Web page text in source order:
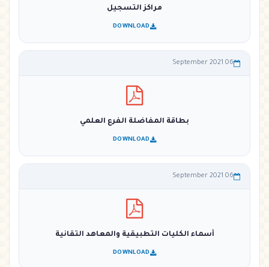
مراكز التسجيل
DOWNLOAD
06 September 2021
بطاقة المفاضلة الفرع العلمي
DOWNLOAD
06 September 2021
أسماء الكليات التطبيقية والمعاهد التقانية
DOWNLOAD